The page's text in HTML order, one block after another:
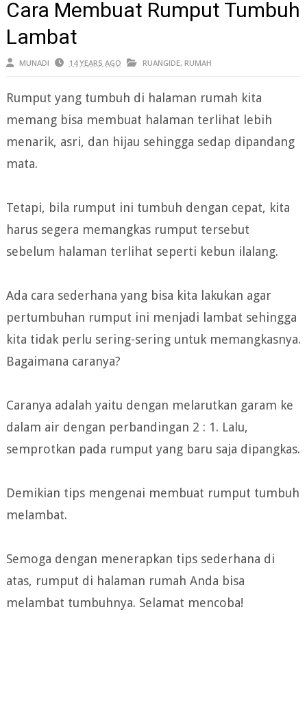
Cara Membuat Rumput Tumbuh
Lambat
MUNADI 14 YEARS AGO RUANGIDE, RUMAH
Rumput yang tumbuh di halaman rumah kita
memang bisa membuat halaman terlihat lebih
menarik, asri, dan hijau sehingga sedap dipandang
mata.
Tetapi, bila rumput ini tumbuh dengan cepat, kita
harus segera memangkas rumput tersebut
sebelum halaman terlihat seperti kebun ilalang.
Ada cara sederhana yang bisa kita lakukan agar
pertumbuhan rumput ini menjadi lambat sehingga
kita tidak perlu sering-sering untuk memangkasnya.
Bagaimana caranya?
Caranya adalah yaitu dengan melarutkan garam ke
dalam air dengan perbandingan 2 : 1. Lalu,
semprotkan pada rumput yang baru saja dipangkas.
Demikian tips mengenai membuat rumput tumbuh
melambat.
Semoga dengan menerapkan tips sederhana di
atas, rumput di halaman rumah Anda bisa
melambat tumbuhnya. Selamat mencoba!